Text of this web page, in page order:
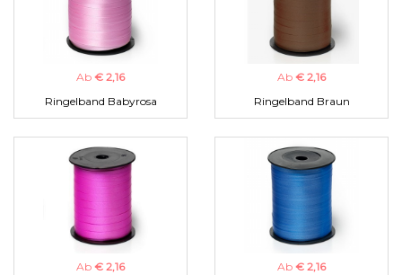
Ab € 2,16
Ringelband Babyrosa
Ab € 2,16
Ringelband Braun
Ab € 2,16
Ab € 2,16